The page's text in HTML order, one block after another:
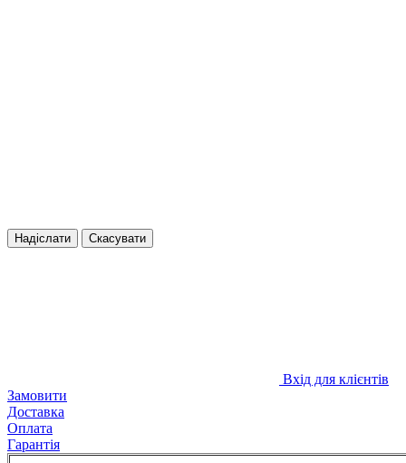
Надіслати Скасувати
Вхід для клієнтів
Замовити
Доставка
Оплата
Гарантія